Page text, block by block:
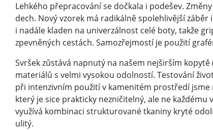
Lehkého přepracování se dočkala i podešev.
dech. Nový vzorek má radikálně spolehlivější
i nadále kladen na univerzálnost celé boty, takže
zpevněných cestách. Samozřejmostí je použití
Svršek zůstává napnutý na našem nejširším
materiálů s velmi vysokou odolností. Testování
při intenzivním použití v kamenitém prostředí
který je sice prakticky nezničitelný, ale ne každému
využívá kombinaci strukturované tkaniny kryté
ulitý.